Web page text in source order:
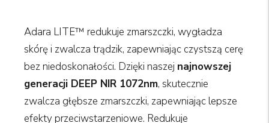
Adara LITE™ redukuje zmarszczki, wygładza
skórę i zwalcza trądzik, zapewniając czystszą cerę
bez niedoskonałości. Dzięki naszej najnowszej
generacji DEEP NIR 1072nm, skutecznie
zwalcza głębsze zmarszczki, zapewniając lepsze
efekty przeciwstarzeniowe. Redukuje
GET 10% OFF YOUR
FIRST ORDER